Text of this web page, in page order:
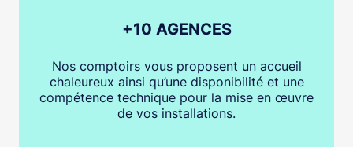
+10 AGENCES
Nos comptoirs vous proposent un accueil
chaleureux ainsi qu’une disponibilité et une
compétence technique pour la mise en œuvre
de vos installations.